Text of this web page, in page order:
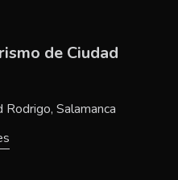
de Ciudad
Salamanca